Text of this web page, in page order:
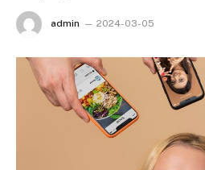
admin 2024-03-05